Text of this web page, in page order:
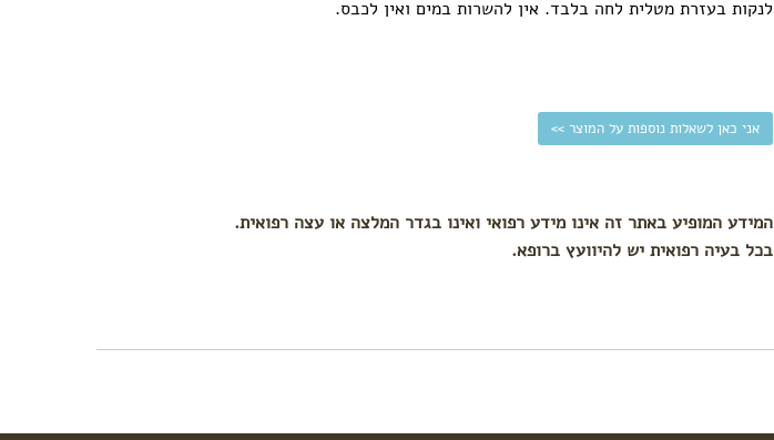
לנקות בעזרת מטלית לחה בלבד. אין להשרות במים ואין לכבס.
אני כאן לשאלות נוספות על המוצר >>
המידע המופיע באתר זה אינו מידע רפואי ואינו בגדר המלצה או עצה רפואית.
בכל בעיה רפואית יש להיוועץ ברופא.